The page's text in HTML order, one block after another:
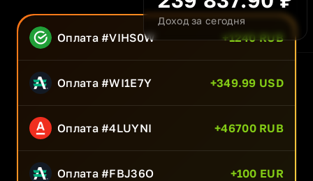
Доход за сегодня
Оплата #VIHS0W +1240 RUB
Оплата #WI1E7Y +349.99 USD
Оплата #4LUYNI +46700 RUB
Оплата #FBJ36O +100 EUR